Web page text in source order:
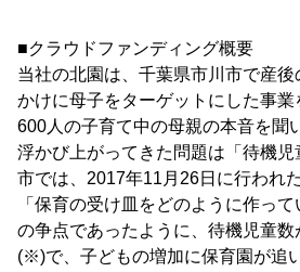
■クラウドファンディング概要
当社の北園は、千葉県市川市で産
かけに母子をターゲットにした事
600人の子育て中の母親の本音を聞
浮かび上がってきた問題は「待機児
市では、2017年11月26日に行われ
「保育の受け皿をどのように作っ
の争点であったように、待機児童
(※)で、子どもの増加に保育園が追